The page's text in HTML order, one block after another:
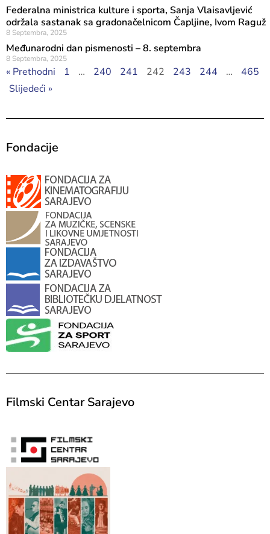
Federalna ministrica kulture i sporta, Sanja Vlaisavljević
održala sastanak sa gradonačelnicom Čapljine, Ivom Raguž
8 Septembra, 2025
Međunarodni dan pismenosti – 8. septembra
8 Septembra, 2025
« Prethodni 1 … 240 241 242 243 244 …
465
Slijedeći »
Fondacije
Filmski Centar Sarajevo